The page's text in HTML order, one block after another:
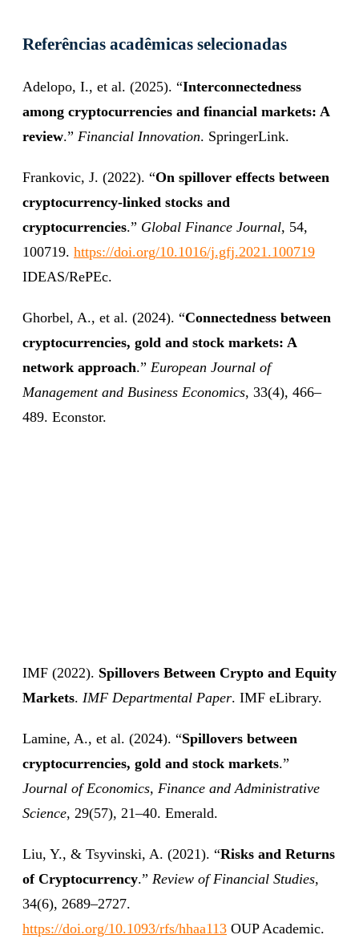
Referências acadêmicas selecionadas
Adelopo, I., et al. (2025). “Interconnectedness
among cryptocurrencies and financial markets: A
review.” Financial Innovation. SpringerLink.
Frankovic, J. (2022). “On spillover effects between
cryptocurrency-linked stocks and
cryptocurrencies.” Global Finance Journal, 54,
100719. https://doi.org/10.1016/j.gfj.2021.100719
IDEAS/RePEc.
Ghorbel, A., et al. (2024). “Connectedness between
cryptocurrencies, gold and stock markets: A
network approach.” European Journal of
Management and Business Economics, 33(4), 466–
489. Econstor.
IMF (2022). Spillovers Between Crypto and Equity
Markets. IMF Departmental Paper. IMF eLibrary.
Lamine, A., et al. (2024). “Spillovers between
cryptocurrencies, gold and stock markets.”
Journal of Economics, Finance and Administrative
Science, 29(57), 21–40. Emerald.
Liu, Y., & Tsyvinski, A. (2021). “Risks and Returns
of Cryptocurrency.” Review of Financial Studies,
34(6), 2689–2727.
https://doi.org/10.1093/rfs/hhaa113 OUP Academic.